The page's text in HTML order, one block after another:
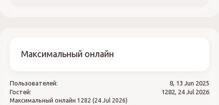
Максимальный онлайн
Пользователей:
8, 13 Jun 2025
Гостей:
1282, 24 Jul 2026
Максимальный онлайн 1282 (24 Jul 2026)